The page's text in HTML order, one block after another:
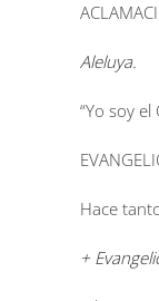
Aleluya.
“Yo soy
Hace
+